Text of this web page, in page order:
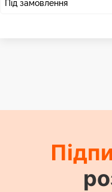
Під замовлення